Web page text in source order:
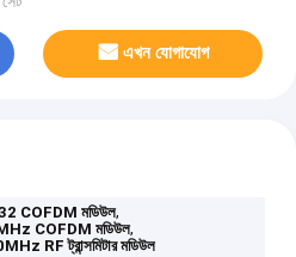
এখন যোগাযোগ
COFDM মডিউল,
COFDM মডিউল,
RF ট্রান্সমিটার মডিউল